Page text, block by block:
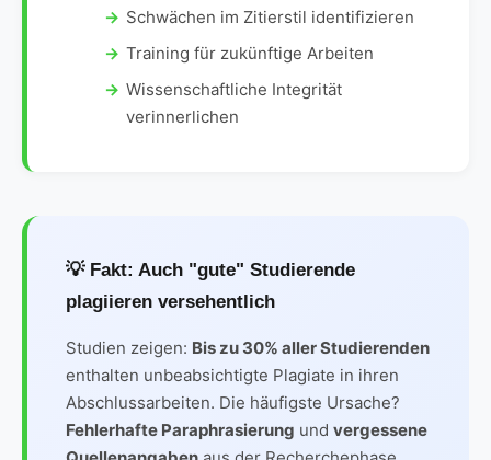
Schwächen im Zitierstil identifizieren
Training für zukünftige Arbeiten
Wissenschaftliche Integrität
verinnerlichen
💡 Fakt: Auch "gute" Studierende
plagiieren versehentlich
Studien zeigen: Bis zu 30% aller Studierenden
enthalten unbeabsichtigte Plagiate in ihren
Abschlussarbeiten. Die häufigste Ursache?
Fehlerhafte Paraphrasierung und vergessene